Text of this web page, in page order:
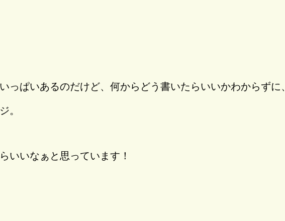
っぱいあるのだけど、何からどう書いたらいいかわからずに、
。
いいなぁと思っています！